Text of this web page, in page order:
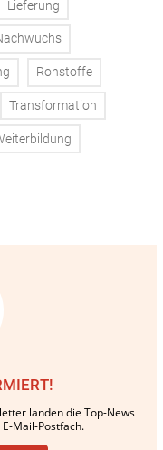
Lieferung
Rohstoffe
Transformation
landen die Top-News
Mail-Postfach.